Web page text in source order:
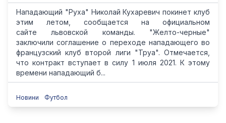
Нападающий "Руха" Николай Кухаревич покинет клуб
этим летом, сообщается на официальном
сайте львовской команды. "Желто-черные"
заключили соглашение о переходе нападающего во
французский клуб второй лиги "Труа". Отмечается,
что контракт вступает в силу 1 июля 2021. К этому
времени нападающий б...
Новини Футбол